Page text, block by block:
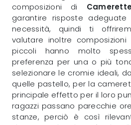
composizioni di
garantire risposte
necessità, quindi ti
valutare inoltre composizioni
piccoli hanno molto
preferenza per una o più
selezionare le cromie ideali,
quelle pastello, per la
principale effetto per il loro
ragazzi passano parecchie
stanze, perciò è così